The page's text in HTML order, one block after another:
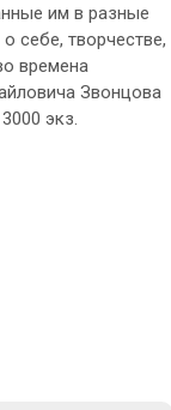
им в разные
себе, творчестве,
времена
Звонцова
экз.